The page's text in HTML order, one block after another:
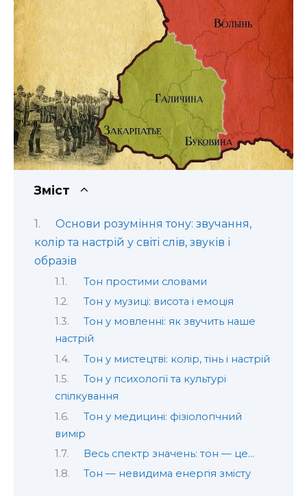
Зміст
Основи розуміння тону: звучання,
колір та настрій у світі слів, звуків і
образів
Тон простими словами
Тон у музиці: висота і емоція
Тон у мовленні: як звучить наше
настрій
Тон у мистецтві: колір, тінь і настрій
Тон у психології та культурі
спілкування
Тон у медицині: фізіологічний
вимір
Весь спектр значень: тон — це…
Тон — невидима енергія змісту